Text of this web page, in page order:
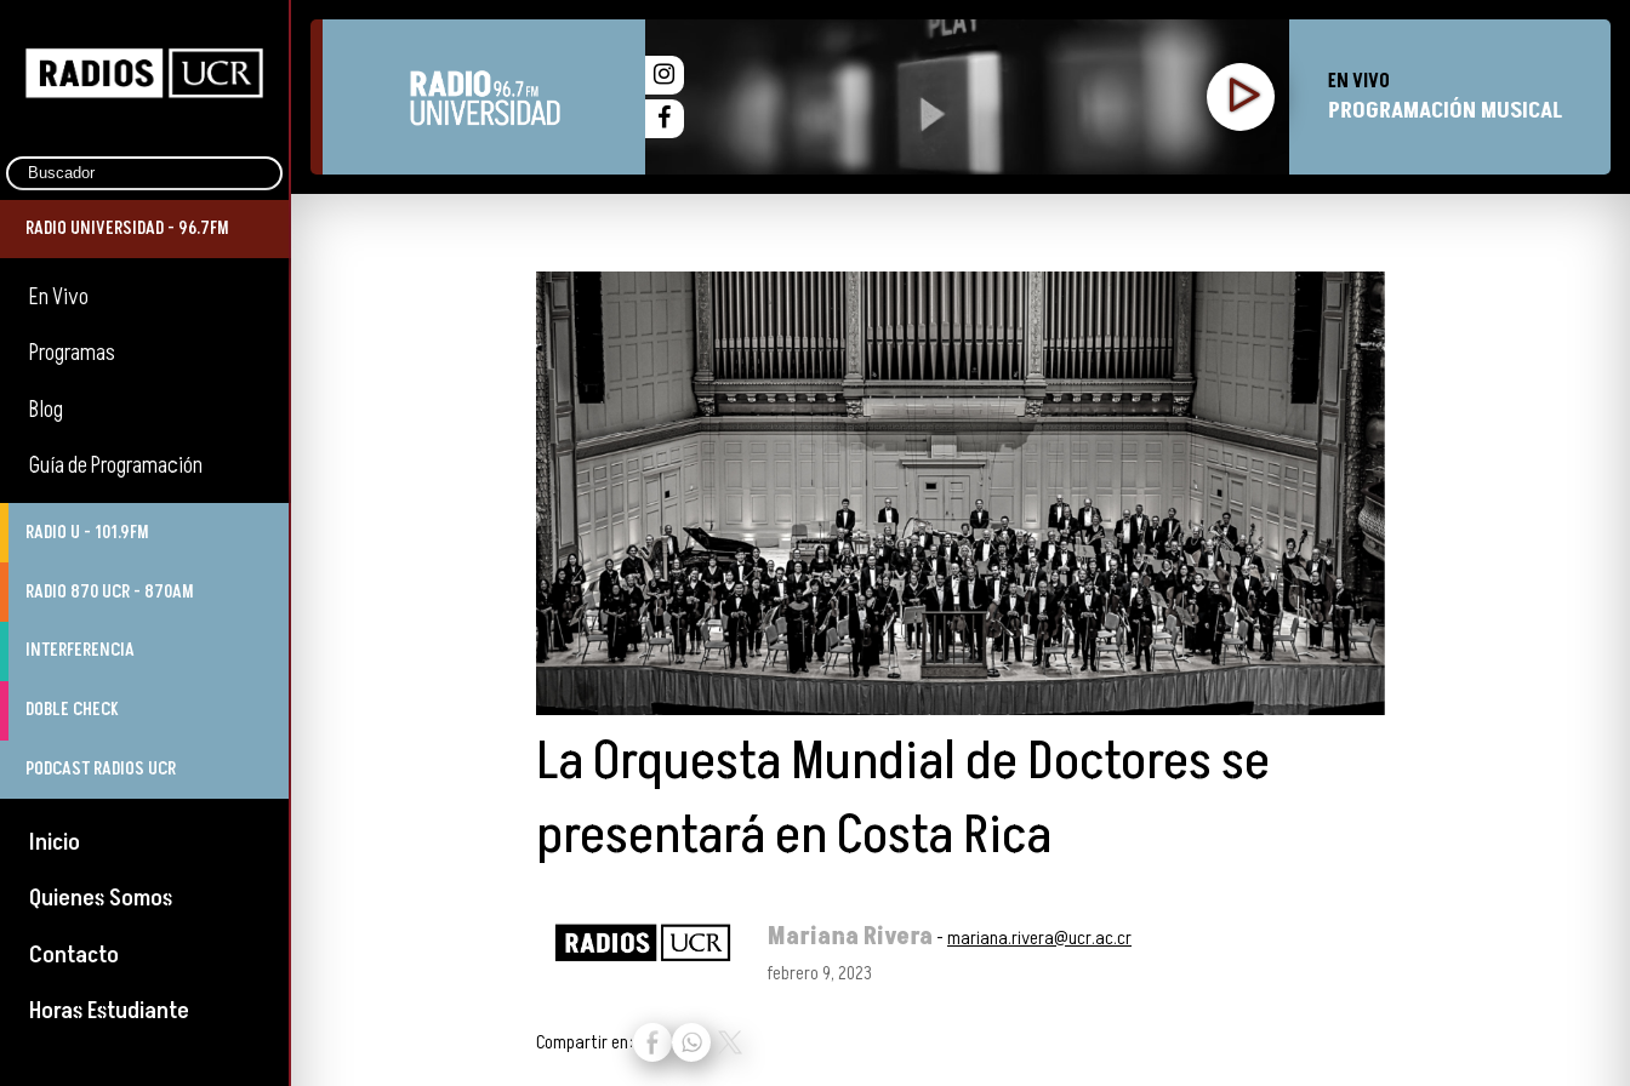
RADIO UNIVERSIDAD - 96.7FM
En Vivo
Programas
Blog
Guía de Programación
RADIO U - 101.9FM
RADIO 870 UCR - 870AM
INTERFERENCIA
DOBLE CHECK
PODCAST RADIOS UCR
Inicio
Quienes Somos
Contacto
Horas Estudiante
EN VIVO
PROGRAMACIÓN MUSICAL
La Orquesta Mundial de Doctores se
presentará en Costa Rica
Mariana Rivera -mariana.rivera@ucr.ac.cr
febrero 9, 2023
Compartir en: